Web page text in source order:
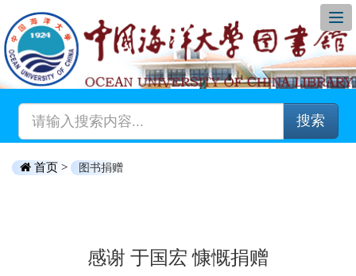
搜索
首页 > 图书捐赠
感谢 于国宏 慷慨捐赠